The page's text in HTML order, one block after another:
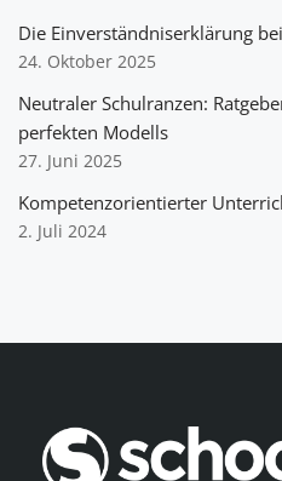
Die Einverständniserklärung
24. Oktober 2025
Neutraler Schulranzen:
perfekten Modells
27. Juni 2025
Kompetenzorientierter
2. Juli 2024